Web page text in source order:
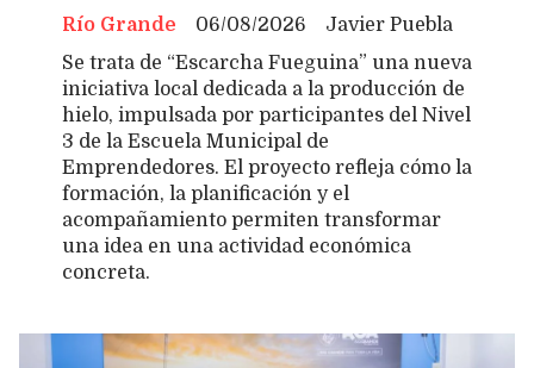
Javier Puebla
Río Grande
06/08/2026
Se trata de “Escarcha Fueguina” una nueva
iniciativa local dedicada a la producción de
hielo, impulsada por participantes del Nivel
3 de la Escuela Municipal de
Emprendedores. El proyecto refleja cómo la
formación, la planificación y el
acompañamiento permiten transformar
una idea en una actividad económica
concreta.